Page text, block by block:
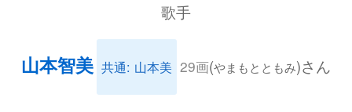
歌手
山本智美 共通: 山本美 29画(やまもとともみ)さん